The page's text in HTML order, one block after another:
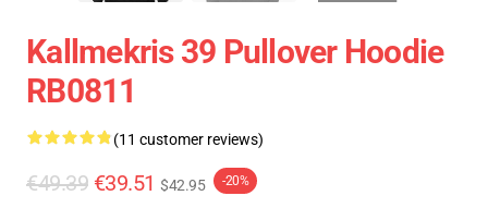
Kallmekris 39 Pullover Hoodie
RB0811
(11 customer reviews)
€49.39 €39.51 $42.95 -20%